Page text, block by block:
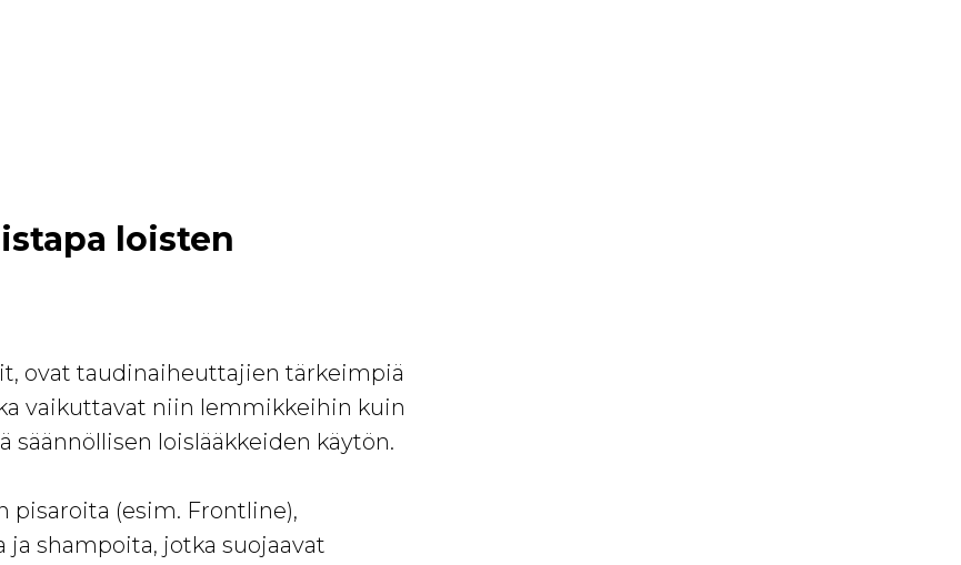
loisten
ovat taudinaiheuttajien tärkeimpiä
vaikuttavat niin lemmikkeihin kuin
säännöllisen loislääkkeiden käytön.
pisaroita (esim. Frontline),
ja shampoita, jotka suojaavat